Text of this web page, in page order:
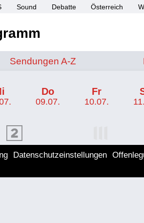
Sound Debatte Österreich
Sendungen von A bis Z
Sendungen A-Z
Do
09.07.
Fr
10.07.
Datenschutzeinstellungen